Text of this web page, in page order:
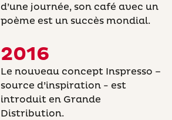
d’une journée, son café avec un
poème est un succès mondial.
2016
Le nouveau concept Inspresso –
source d’inspiration - est
introduit en Grande
Distribution.